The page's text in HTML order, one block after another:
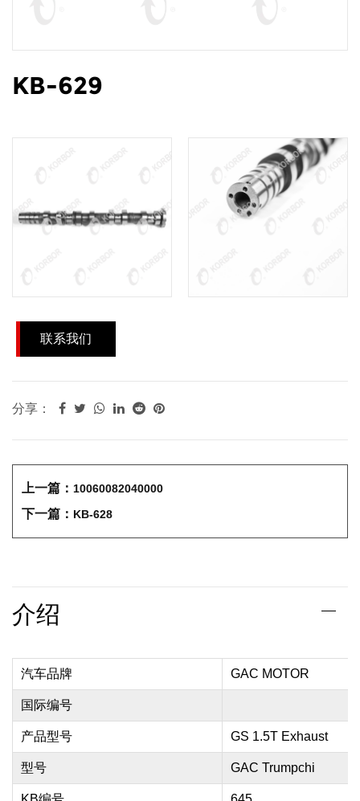
KB-629
联系我们
分享：
上一篇： 10060082040000
下一篇： KB-628
介绍
汽车品牌 GAC MOTOR
国际编号
产品型号 GS 1.5T Exhaust
型号 GAC Trumpchi